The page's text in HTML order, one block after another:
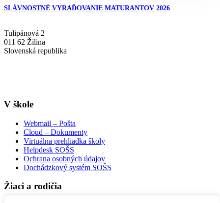
SLÁVNOSTNÉ VYRAĎOVANIE MATURANTOV 2026
Tulipánová 2
011 62 Žilina
Slovenská republika
V škole
Webmail – Pošta
Cloud – Dokumenty
Virtuálna prehliadka školy
Helpdesk SOŠS
Ochrana osobných údajov
Dochádzkový systém SOŠS
Žiaci a rodičia